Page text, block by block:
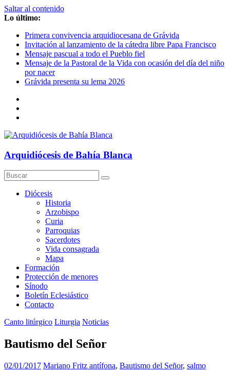
Saltar al contenido
Lo último:
Primera convivencia arquidiocesana de Grávida
Invitación al lanzamiento de la cátedra libre Papa Francisco
Mensaje pascual a todo el Pueblo fiel
Mensaje de la Pastoral de la Vida con ocasión del día del niño
por nacer
Grávida presenta su lema 2026
Arquidiócesis de Bahía Blanca
Diócesis
Historia
Arzobispo
Curia
Parroquias
Sacerdotes
Vida consagrada
Mapa
Formación
Protección de menores
Sínodo
Boletín Eclesiástico
Contacto
Canto litúrgico Liturgia Noticias
Bautismo del Señor
02/01/2017 Mariano Fritz antífona, Bautismo del Señor, salmo